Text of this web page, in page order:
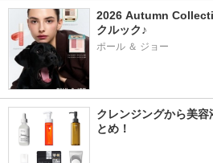
2026 Autumn
クルック♪
ポール ＆ ジョー
クレンジングから美容
とめ！